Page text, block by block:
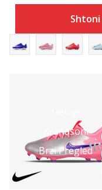
Shtoni
Krahasoni
Brzi Pregled